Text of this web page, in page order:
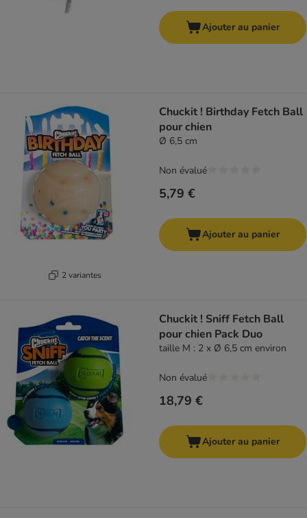
Ajouter au panier
2 variantes
Chuckit ! Birthday Fetch Ball
pour chien
Ø 6,5 cm
5,79 €
Non évalué
Ajouter au panier
Chuckit ! Sniff Fetch Ball
pour chien Pack Duo
taille M : 2 x Ø 6,5 cm environ
18,79 €
Non évalué
Ajouter au panier